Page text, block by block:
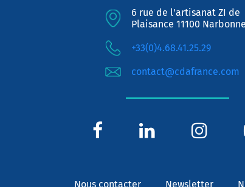
6 rue de l'artisanat ZI de
Plaisance 11100 Narbonne
+33(0)4.68.41.25.29
contact@cdafrance.com
Nous contacter Newsletter